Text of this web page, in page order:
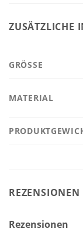
ZUSÄTZLICHE
GRÖSSE
MATERIAL
REZENSIONEN
Rezensionen